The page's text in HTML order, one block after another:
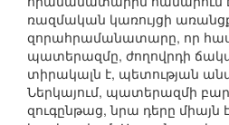
ռազմական կառույցի
զորահրամանատարը, որ
պատերազմը, ժողովրդի
տիրակալն է, պետության
Ներկայում, պատերազմի
զուգընթաց, նրա դերը միայն